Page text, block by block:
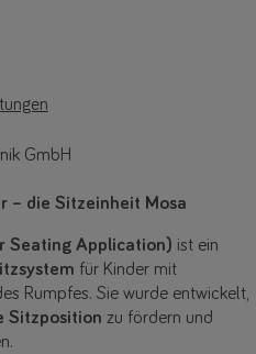
GmbH
– die Sitzeinheit Mosa
Seating Application) ist ein
für Kinder mit
Rumpfes. Sie wurde entwickelt,
Sitzposition zu fördern und